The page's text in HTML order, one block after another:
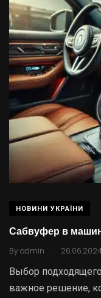
НОВИНИ УКРАЇНИ
Сабвуфер в
By admin . 26.06.2024
Выбор
важное решение,